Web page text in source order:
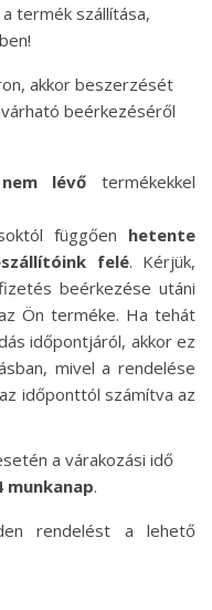
termék szállítása,
akkor beszerzését
beérkezéséről
lévő termékekkel
függően hetente
felé. Kérjük,
beérkezése utáni
Ön terméke. Ha tehát
időpontjáról, akkor ez
mivel a rendelése
időponttól számítva az
a várakozási idő
.
rendelést a lehető